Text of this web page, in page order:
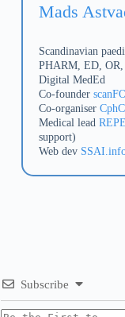
Mads
Scandinavian
PHARM, ED, OR,
Digital MedEd
Co-founder
Co-organiser
Medical lead
support)
Web dev
Subscribe